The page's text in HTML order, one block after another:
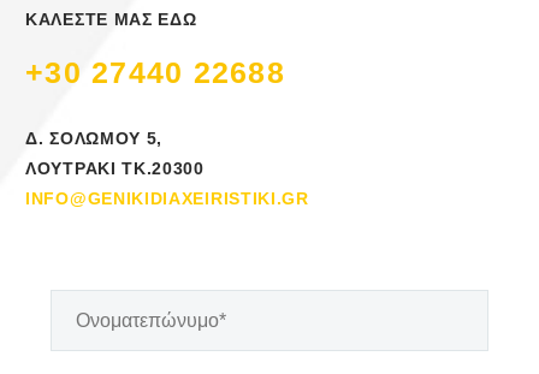
ΚΑΛΕΣΤΕ ΜΑΣ ΕΔΩ
+30 27440 22688
Δ. ΣΟΛΩΜΟΥ 5,
ΛΟΥΤΡΑΚΙ ΤΚ.20300
INFO@GENIKIDIAXEIRISTIKI.GR